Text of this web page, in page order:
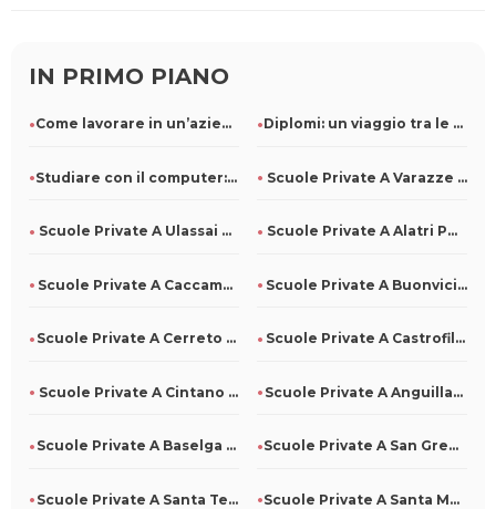
IN PRIMO PIANO
Come lavorare in un’azienda di pulizie: ruoli e competenze r Diplomi: un viaggio tra le diverse specializzazioni
Studiare con il computer: come usarlo al meglio Scuole Private A Varazze Per Tutti
Scuole Private A Ulassai Per Tutti Scuole Private A Alatri Per Tutti
Scuole Private A Caccamo Per Tutti Scuole Private A Buonvicino Per Tutti
Scuole Private A Cerreto Di Spoleto Per Tutti Scuole Private A Castrofilippo Per Tutti
Scuole Private A Cintano Per Tutti Scuole Private A Anguillara Veneta Per Tutti
Scuole Private A Baselga Di Pinè Per Tutti Scuole Private A San Gregorio D'Ippona Per Tutti
Scuole Private A Santa Teresa Di Riva Per Tutti Scuole Private A Santa Maria La Carità Per Tutti